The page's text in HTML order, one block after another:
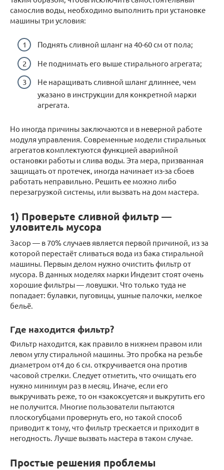
самослив воды, необходимо выполнить при установке
машины три условия:
Поднять сливной шланг на 40-60 см от пола;
Не поднимать его выше стирального агрегата;
Не наращивать сливной шланг длиннее, чем
указано в инструкции для конкретной марки
агрегата.
Но иногда причины заключаются и в неверной работе
модуля управления. Современные модели стиральных
агрегатов комплектуются функцией аварийной
остановки работы и слива воды. Эта мера, призванная
защищать от протечек, иногда начинает из-за сбоев
работать неправильно. Решить ее можно либо
перезагрузкой системы, или вызвать на дом мастера.
1) Проверьте сливной фильтр —
уловитель мусора
Засор — в 70% случаев является первой причиной, из за
которой перестаёт сливаться вода из бака стиральной
машины. Первым делом нужно очистить фильтр от
мусора. В данных моделях марки Индезит стоят очень
хорошие фильтры — ловушки. Что только туда не
попадает: булавки, пуговицы, ушные палочки, мелкое
бельё.
Где находится фильтр?
Фильтр находится, как правило в нижнем правом или
левом углу стиральной машины. Это пробка на резьбе
диаметром от4 до 6 см. откручивается она против
часовой стрелки. Следует отметить, что очищать его
нужно минимум раз в месяц. Иначе, если его
выкручивать реже, то он «закоксуется» и выкрутить его
не получится. Многие пользователи пытаются
плоскогубцами провернуть его, но такой способ
приводит к тому, что фильтр трескается и приходит в
негодность. Лучше вызвать мастера в таком случае.
Простые решения проблемы